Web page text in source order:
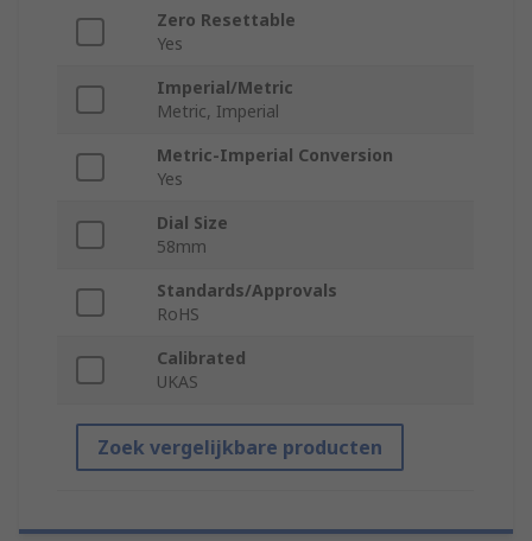
Zero Resettable
Yes
Imperial/Metric
Metric, Imperial
Metric-Imperial Conversion
Yes
Dial Size
58mm
Standards/Approvals
RoHS
Calibrated
UKAS
Zoek vergelijkbare producten